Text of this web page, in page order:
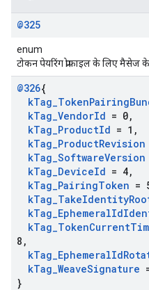
@325
enum
टोकन पेयरिंग प्रोफ़ाइल के लिए मैसेज के
@326{
kTag_TokenPairing
kTag_VendorId = 0,
kTag_ProductId = 1 ,
kTag_ProductRevision
kTag_SoftwareVersion
kTag_DeviceId = 4,
kTag_PairingToken =
kTag_TakeIdentity
kTag_EphemeralId
kTag_TokenCurrent
8 ,
kTag_EphemeralId
kTag_WeaveSignature
}